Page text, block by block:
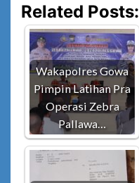
Related Posts:
Wakapolres Gowa
Pimpin Latihan Pra
Operasi Zebra
Pallawa…